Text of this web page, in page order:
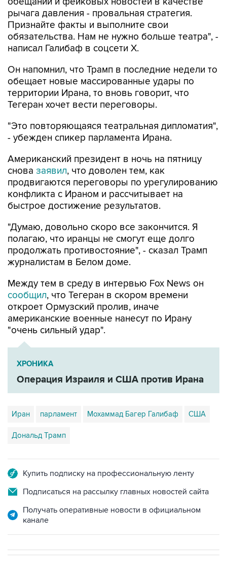
рычага давления - провальная стратегия.
Признайте факты и выполните свои
обязательства. Нам не нужно больше театра", -
написал Галибаф в соцсети X.
Он напомнил, что Трамп в последние недели то
обещает новые массированные удары по
территории Ирана, то вновь говорит, что
Тегеран хочет вести переговоры.
"Это повторяющаяся театральная дипломатия",
- убежден спикер парламента Ирана.
Американский президент в ночь на пятницу
снова заявил, что доволен тем, как
продвигаются переговоры по урегулированию
конфликта с Ираном и рассчитывает на
быстрое достижение результатов.
"Думаю, довольно скоро все закончится. Я
полагаю, что иранцы не смогут еще долго
продолжать противостояние", - сказал Трамп
журналистам в Белом доме.
Между тем в среду в интервью Fox News он
сообщил, что Тегеран в скором времени
откроет Ормузский пролив, иначе
американские военные нанесут по Ирану
"очень сильный удар".
ХРОНИКА
Операция Израиля и США против Ирана
Иран парламент Мохаммад Багер Галибаф США
Дональд Трамп
Купить подписку на профессиональную ленту
Подписаться на рассылку главных новостей сайта
Получать оперативные новости в официальном
канале